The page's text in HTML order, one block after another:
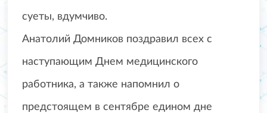
суеты, вдумчиво.
Анатолий Домников поздравил всех с
наступающим Днем медицинского
работника, а также напомнил о
предстоящем в сентябре едином дне